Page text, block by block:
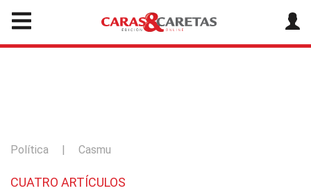
Política | Casmu
CUATRO ARTÍCULOS